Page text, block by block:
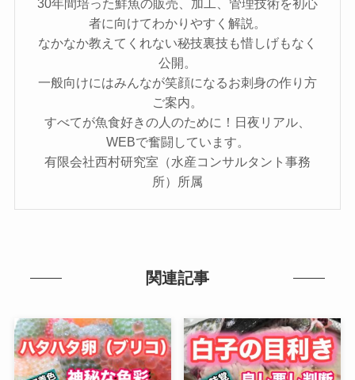
30年間培った鮮魚の販売、加工、管理技術を初心
者に向けてわかりやすく解説。
なかなか教えてくれない秘技裏技も惜しげもなく
公開。
一般向けにはみんなが笑顔になるお刺身の作り方
ご案内。
すべてが魚食好きの人のために！日夜リアル、
WEBで奮闘しています。
有限会社西村研究室（水産コンサルタント事務
所）所属
関連記事